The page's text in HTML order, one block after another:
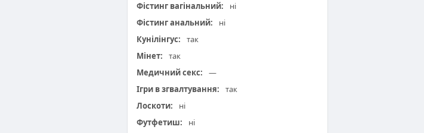
Фістинг вагінальний:
ні
Фістинг анальний:
ні
Кунілінгус:
так
Мінет:
так
Медичний секс:
—
Ігри в згвалтування:
так
Лоскоти:
ні
Футфетиш:
ні